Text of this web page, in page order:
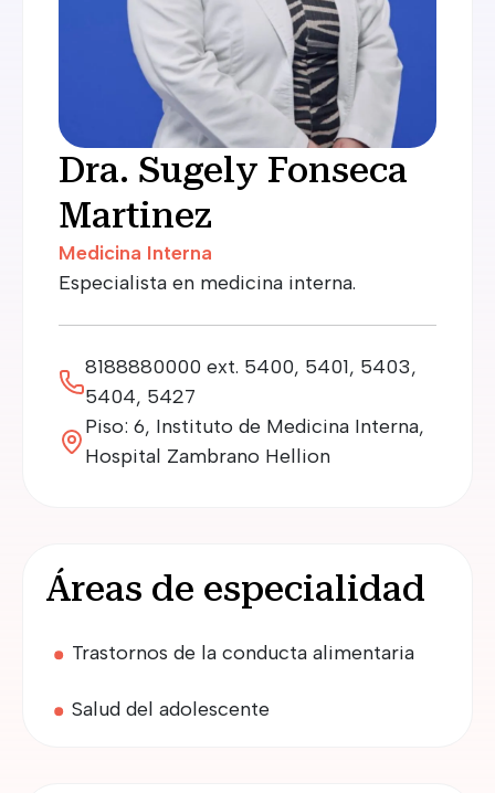
Especialista en medicina interna.
8188880000 ext. 5400, 5401, 5403,
5404, 5427
Piso: 6, Instituto de Medicina Interna,
Hospital Zambrano Hellion
Dra. Sugely Fonseca
Martinez
Medicina Interna
Áreas de especialidad
Trastornos de la conducta alimentaria
Salud del adolescente